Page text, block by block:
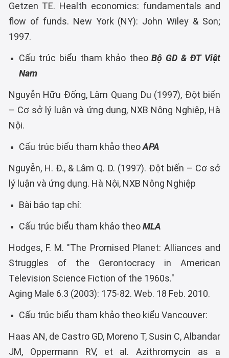
Getzen TE. Health economics: fundamentals and
flow of funds. New York (NY): John Wiley & Son;
1997.
Cấu trúc biểu tham khảo theoBộ GD & ĐT Việt
Nam
Nguyễn Hữu Đống, Lâm Quang Du (1997), Đột biến
– Cơ sở lý luận và ứng dụng, NXB Nông Nghiệp, Hà
Nội.
Cấu trúc biểu tham khảo theoAPA
Nguyễn, H. Đ., & Lâm Q. D. (1997). Đột biến – Cơ sở
lý luận và ứng dụng. Hà Nội, NXB Nông Nghiệp
Bài báo tạp chí:
Cấu trúc biểu tham khảo theoMLA
Hodges, F. M. "The Promised Planet: Alliances and
Struggles of the Gerontocracy in American
Television Science Fiction of the 1960s."
Aging Male 6.3 (2003): 175-82. Web. 18 Feb. 2010.
Cấu trúc biểu tham khảo theo kiểu Vancouver:
Haas AN, de Castro GD, Moreno T, Susin C, Albandar
JM, Oppermann RV, et al. Azithromycin as a